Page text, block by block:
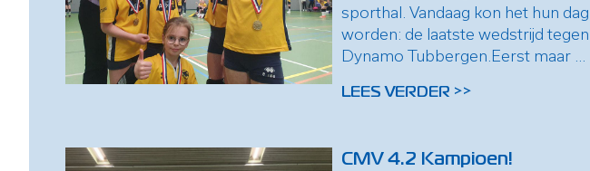
sporthal. Vandaag kon het hun dag
worden: de laatste wedstrijd tegen
Dynamo Tubbergen.Eerst maar ...
LEES VERDER >>
CMV 4.2 Kampioen!